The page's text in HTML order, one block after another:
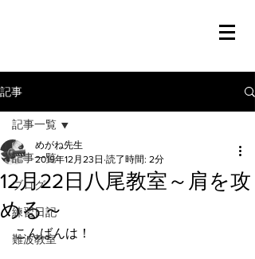
記事
記事一覧
ブログ
練習日記
難波教室
記事一覧
12月22日八尾教室～肩を攻
める～
めがね先生
2019年12月23日 読了時間: 2分
こんばんは！